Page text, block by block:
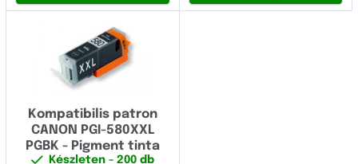
OKI
Olivetti
FX
FaxPhone
GX
IRA
Kompatibilis patron
CANON PGI-580XXL
PGBK - Pigment tinta
Készleten - 200 db